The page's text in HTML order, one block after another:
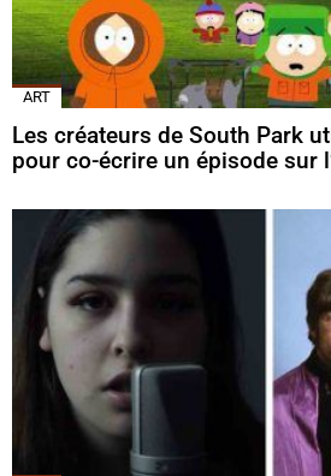
ART
Les créateurs de South Park
pour co-écrire un épisode sur